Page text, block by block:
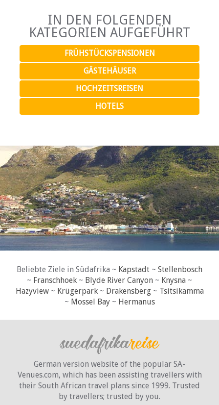
IN DEN FOLGENDEN
KATEGORIEN AUFGEFÜHRT
FRÜHSTÜCKSPENSIONEN
GÄSTEHÄUSER
HOCHZEITSREISEN
HOTELS
Beliebte Ziele in Südafrika ~ Kapstadt ~ Stellenbosch
~ Franschhoek ~ Blyde River Canyon ~ Knysna ~
Hazyview~ Krügerpark~ Drakensberg~ Tsitsikamma
~ Mossel Bay~ Hermanus
German version website of the popular SA-
Venues.com, which has been assisting travellers with
their South African travel plans since 1999. Trusted
by travellers; trusted by you.